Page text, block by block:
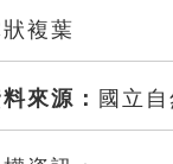
複葉
來源： 國立